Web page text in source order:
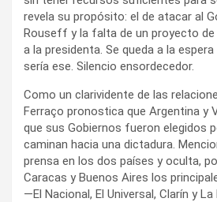
revela su propósito: el de atacar al
Rouseff y la falta de un proyecto de
a la presidenta. Se queda a la
sería ese. Silencio ensordecedor.
Como un clarividente de las
Ferraço pronostica que Argentina y
que sus Gobiernos fueron elegidos
caminan hacia una dictadura.
prensa en los dos países y oculta,
Caracas y Buenos Aires los
—El Nacional, El Universal, Clarín y La